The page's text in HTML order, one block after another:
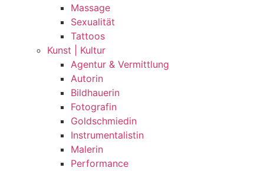
Massage
Sexualität
Tattoos
Kunst | Kultur
Agentur & Vermittlung
Autorin
Bildhauerin
Fotografin
Goldschmiedin
Instrumentalistin
Malerin
Performance